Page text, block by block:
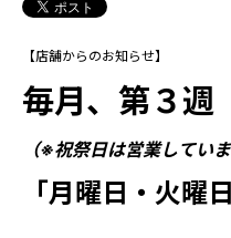
【店舗からのお知らせ】
毎月、第３週
（※祝祭日は営業してい
「月曜日・火曜